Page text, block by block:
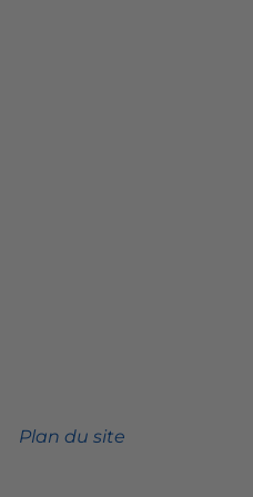
Plan du site